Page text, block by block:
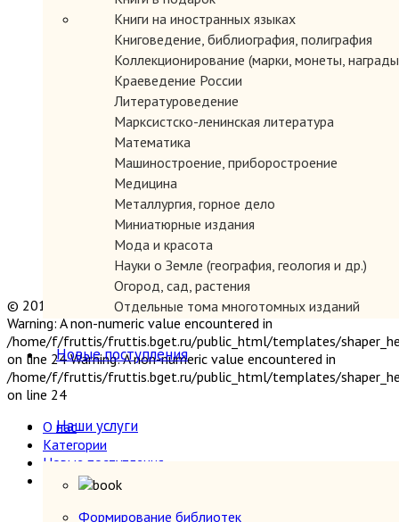
Книги на иностранных языках
Книговедение, библиография, полиграфия
Коллекционирование (марки, монеты,
Краеведение России
Литературоведение
Марксистско-ленинская литература
Математика
Машиностроение, приборостроение
Медицина
Металлургия, горное дело
Миниатюрные издания
Мода и красота
Науки о Земле (география, геология и др.)
Огород, сад, растения
Отдельные тома многотомных изданий
Открытки
Охота и рыбалка
Педагогика
Политология, геополитика, дипломатия
Промышленность, производство
Религия
Сатира и юмор
Новые поступления
Наши услуги
Формирование библиотек
© 2019 "Параграф" Покупка и продажа антикварных книг
Warning: A non-numeric value encountered in
/home/f/fruttis/fruttis.bget.ru/public_html/templates/
on line 24 Warning: A non-numeric value encountered in
/home/f/fruttis/fruttis.bget.ru/public_html/templates/
on line 24
О нас
Категории
Новые поступления
Наши услуги
Прием книг